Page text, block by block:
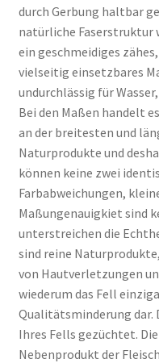
durch Gerbung haltbar
natürliche Faserstruktur
ein geschmeidiges
vielseitig einsetzbares
undurchlässig für
Bei den Maßen handelt
an der breitesten und
Naturprodukte und
können keine zwei
Farbabweichungen,
Maßungenauigkiet sind
unterstreichen die
sind reine
von Hautverletzungen
wiederum das Fell
Qualitätsminderung dar.
Ihres Fells gezüchtet.
Nebenprodukt der